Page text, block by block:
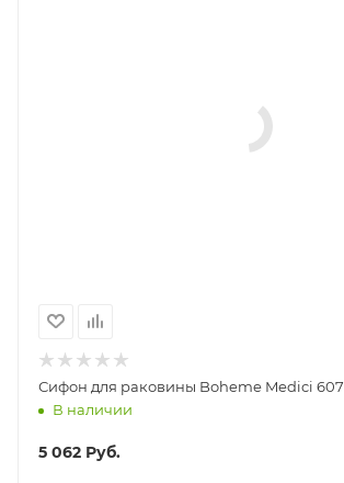
Сифон для раковины Boheme Medici 607
В наличии
5 062 Руб.